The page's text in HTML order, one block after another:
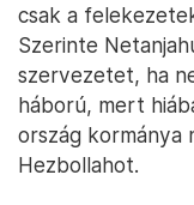
csak a
Szerinte
szervezetet, ha
háború, mert
ország kormánya
Hezbollahot.